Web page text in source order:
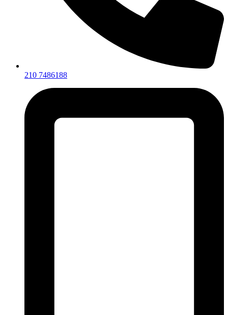
210 7486188